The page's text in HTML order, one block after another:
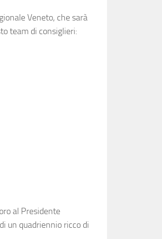
Veneto, che sarà
team di consiglieri:
al Presidente
un quadriennio ricco di